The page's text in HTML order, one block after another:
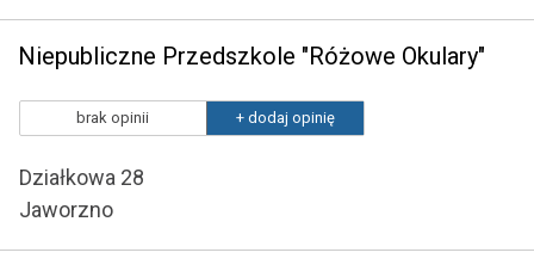
Niepubliczne Przedszkole "Różowe Okulary"
brak opinii + dodaj opinię
Działkowa 28
Jaworzno